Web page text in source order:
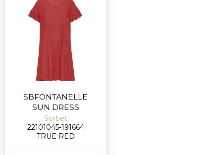
SBFONTANELLE
SUN DRESS
Sorbet
22101045-191664
TRUE RED